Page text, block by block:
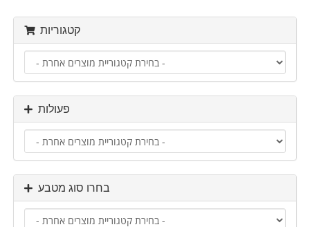
קטגוריות
פעולות
בחרו סוג מטבע